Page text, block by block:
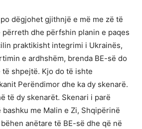
dëgjohet gjithnjë e më me zë të
dhe përfshin planin e paqes
praktikisht integrimi i Ukrainës,
e ardhshëm, brenda BE-së do
shpejtë. Kjo do të ishte
Perëndimor dhe ka dy skenarë.
të dy skenarët. Skenari i parë
me Malin e Zi, Shqipërinë
anëtare të BE-së dhe që në